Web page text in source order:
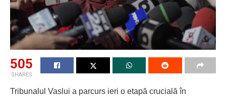
505
SHARES
Tribunalul Vaslui a parcurs ieri o etapă crucială în